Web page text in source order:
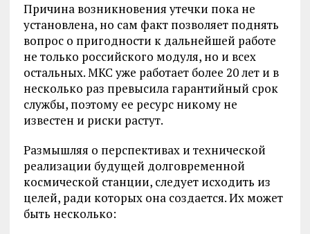
Причина возникновения утечки пока не
установлена, но сам факт позволяет поднять
вопрос о пригодности к дальнейшей работе
не только российского модуля, но и всех
остальных. МКС уже работает более 20 лет и в
несколько раз превысила гарантийный срок
службы, поэтому ее ресурс никому не
известен и риски растут.
Размышляя о перспективах и технической
реализации будущей долговременной
космической станции, следует исходить из
целей, ради которых она создается. Их может
быть несколько: